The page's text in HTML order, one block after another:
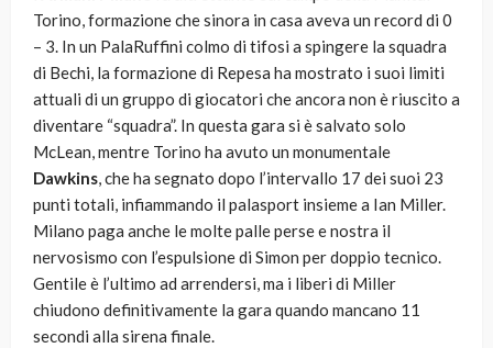
Torino, formazione che sinora in casa aveva un record di 0
– 3. In un PalaRuffini colmo di tifosi a spingere la squadra
di Bechi, la formazione di Repesa ha mostrato i suoi limiti
attuali di un gruppo di giocatori che ancora non è riuscito a
diventare “squadra”. In questa gara si è salvato solo
McLean, mentre Torino ha avuto un monumentale
Dawkins, che ha segnato dopo l’intervallo 17 dei suoi 23
punti totali, infiammando il palasport insieme a Ian Miller.
Milano paga anche le molte palle perse e nostra il
nervosismo con l’espulsione di Simon per doppio tecnico.
Gentile è l’ultimo ad arrendersi, ma i liberi di Miller
chiudono definitivamente la gara quando mancano 11
secondi alla sirena finale.